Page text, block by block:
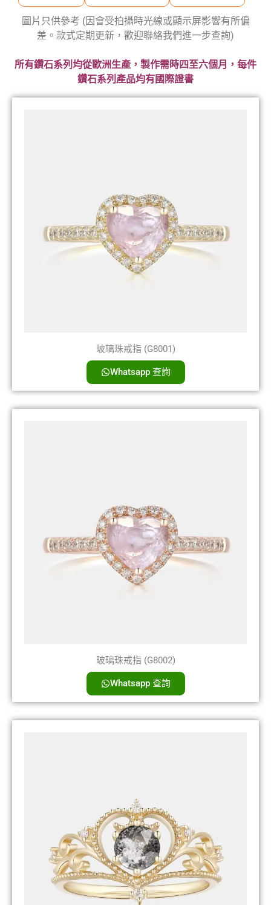
圖片只供參考 (因會受拍攝時光線或顯示屏影響有所偏
差。款式定期更新，歡迎聯絡我們進一步查詢)
所有鑽石系列均從歐洲生產，製作需時四至六個月，每件
鑽石系列產品均有國際證書
玻璃珠戒指 (G8001)
Whatsapp 查詢
玻璃珠戒指 (G8002)
Whatsapp 查詢